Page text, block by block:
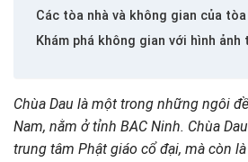
Các tòa nhà và không gian của
Khám phá không gian với hình ảnh
Chùa Dau là một trong những ngôi
Nam, nằm ở tỉnh BAC Ninh. Chùa
trung tâm Phật giáo cổ đại, mà còn